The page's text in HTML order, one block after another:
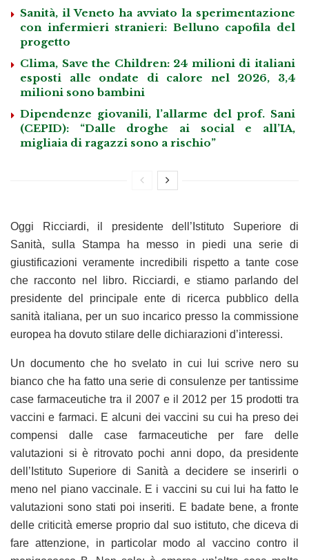
Sanità, il Veneto ha avviato la sperimentazione
con infermieri stranieri: Belluno capofila del
progetto
Clima, Save the Children: 24 milioni di italiani
esposti alle ondate di calore nel 2026, 3,4
milioni sono bambini
Dipendenze giovanili, l’allarme del prof. Sani
(CEPID): “Dalle droghe ai social e all’IA,
migliaia di ragazzi sono a rischio”
Oggi Ricciardi, il presidente dell’Istituto Superiore di
Sanità, sulla Stampa ha messo in piedi una serie di
giustificazioni veramente incredibili rispetto a tante cose
che racconto nel libro. Ricciardi, e stiamo parlando del
presidente del principale ente di ricerca pubblico della
sanità italiana, per un suo incarico presso la commissione
europea ha dovuto stilare delle dichiarazioni d’interessi.
Un documento che ho svelato in cui lui scrive nero su
bianco che ha fatto una serie di consulenze per tantissime
case farmaceutiche tra il 2007 e il 2012 per 15 prodotti tra
vaccini e farmaci. E alcuni dei vaccini su cui ha preso dei
compensi dalle case farmaceutiche per fare delle
valutazioni si è ritrovato pochi anni dopo, da presidente
dell’Istituto Superiore di Sanità a decidere se inserirli o
meno nel piano vaccinale. E i vaccini su cui lui ha fatto le
valutazioni sono stati poi inseriti. E badate bene, a fronte
delle criticità emerse proprio dal suo istituto, che diceva di
fare attenzione, in particolar modo al vaccino contro il